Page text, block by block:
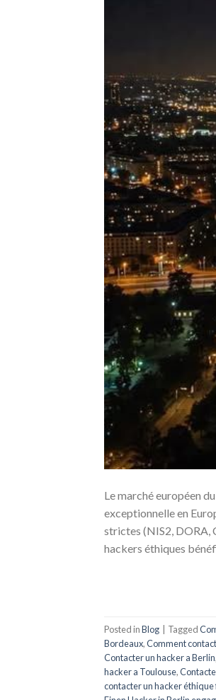
Le marché européen
exceptionnelle en
strictes (NIS2, DORA,
hackers éthiques
Posted inBlog Tagged
Bordeaux,Comment
Contacter un hacker a Berlin,
hacker a Toulouse,
contacter un hacker